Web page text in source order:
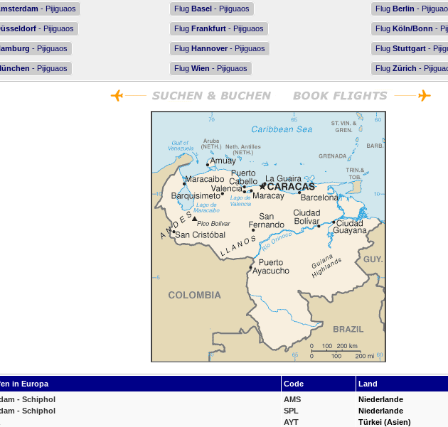
- Pijiguaos Flug Basel - Pijiguaos Flug Berlin -
- Pijiguaos Flug Frankfurt - Pijiguaos Flug Köln/Bonn -
- Pijiguaos Flug Hannover - Pijiguaos Flug Stuttgart -
- Pijiguaos Flug Wien - Pijiguaos Flug Zürich -
in Europa Code
Land
- Schiphol
- Schiphol
AMS
SPL
AYT
Niederlande
Niederlande
Türkei (Asien)